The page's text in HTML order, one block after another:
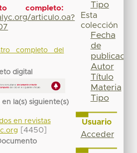
articulo.oa?
completo del
digital
la(s) siguiente(s)
en revistas
[4450]
Tipo
Esta
colección
Fecha
de
publicación
Autor
Título
Materia
Tipo
Usuario
Acceder